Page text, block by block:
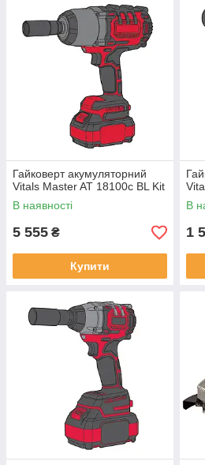
Гайковерт акумуляторний
Vitals Master AT 18100c BL Kit
В наявності
5 555 ₴
Купити
В
1